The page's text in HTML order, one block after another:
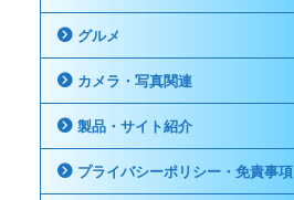
グルメ
カメラ・写真関連
製品・サイト紹介
プライバシーポリシー・免責事項